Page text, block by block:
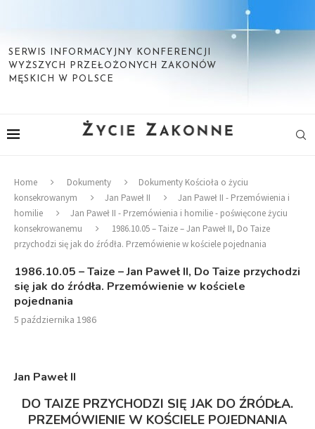
SERWIS INFORMACYJNY KONFERENCJI
WYŻSZYCH PRZEŁOŻONYCH ZAKONÓW
MĘSKICH W POLSCE
Home Dokumenty
Dokumenty Kościoła o życiu
konsekrowanym
Jan Paweł II
Jan Paweł II - Przemówienia i
homilie
Jan Paweł II - Przemówienia i homilie - poświęcone życiu
konsekrowanemu
1986.10.05 – Taize – Jan Paweł II, Do Taize
przychodzi się jak do źródła. Przemówienie w kościele pojednania
1986.10.05 – Taize – Jan Paweł II, Do Taize przychodzi
się jak do źródła. Przemówienie w kościele
pojednania
5 października 1986
Jan Paweł II
DO TAIZE PRZYCHODZI SIĘ JAK DO ŹRÓDŁA.
PRZEMÓWIENIE W KOŚCIELE POJEDNANIA